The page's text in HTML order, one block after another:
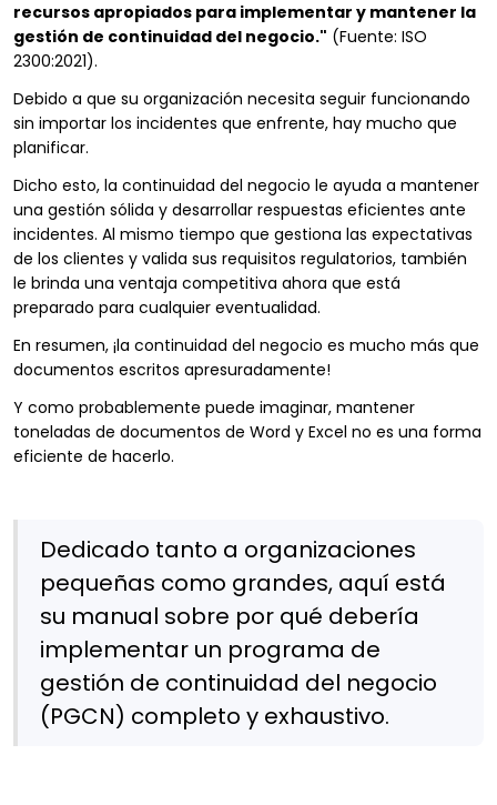
recursos apropiados para implementar y mantener la
gestión de continuidad del negocio." (Fuente: ISO
2300:2021).
Debido a que su organización necesita seguir funcionando
sin importar los incidentes que enfrente, hay mucho que
planificar.
Dicho esto, la continuidad del negocio le ayuda a mantener
una gestión sólida y desarrollar respuestas eficientes ante
incidentes. Al mismo tiempo que gestiona las expectativas
de los clientes y valida sus requisitos regulatorios, también
le brinda una ventaja competitiva ahora que está
preparado para cualquier eventualidad.
En resumen, ¡la continuidad del negocio es mucho más que
documentos escritos apresuradamente!
Y como probablemente puede imaginar, mantener
toneladas de documentos de Word y Excel no es una forma
eficiente de hacerlo.
Dedicado tanto a organizaciones
pequeñas como grandes, aquí está
su manual sobre por qué debería
implementar un programa de
gestión de continuidad del negocio
(PGCN) completo y exhaustivo.